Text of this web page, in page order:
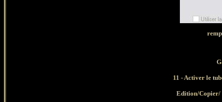
11 - Activer le
Edition/